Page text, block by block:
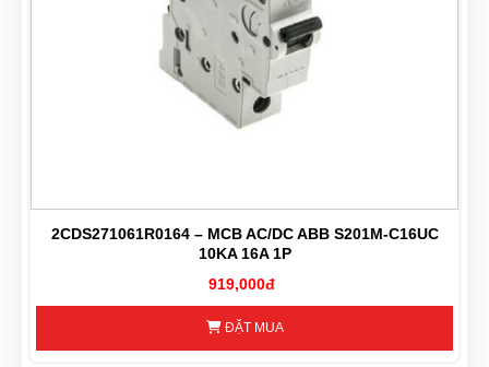
2CDS271061R0164 – MCB AC/DC ABB S201M-C16UC
10KA 16A 1P
919,000đ
ĐẶT MUA